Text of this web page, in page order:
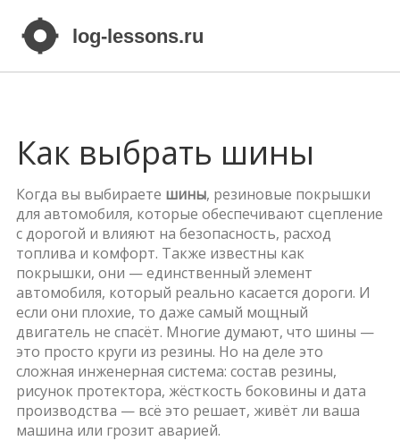
Как выбрать шины
Когда вы выбираете шины, резиновые покрышки
для автомобиля, которые обеспечивают сцепление
с дорогой и влияют на безопасность, расход
топлива и комфорт. Также известны как
покрышки, они — единственный элемент
автомобиля, который реально касается дороги. И
если они плохие, то даже самый мощный
двигатель не спасёт. Многие думают, что шины —
это просто круги из резины. Но на деле это
сложная инженерная система: состав резины,
рисунок протектора, жёсткость боковины и дата
производства — всё это решает, живёт ли ваша
машина или грозит аварией.